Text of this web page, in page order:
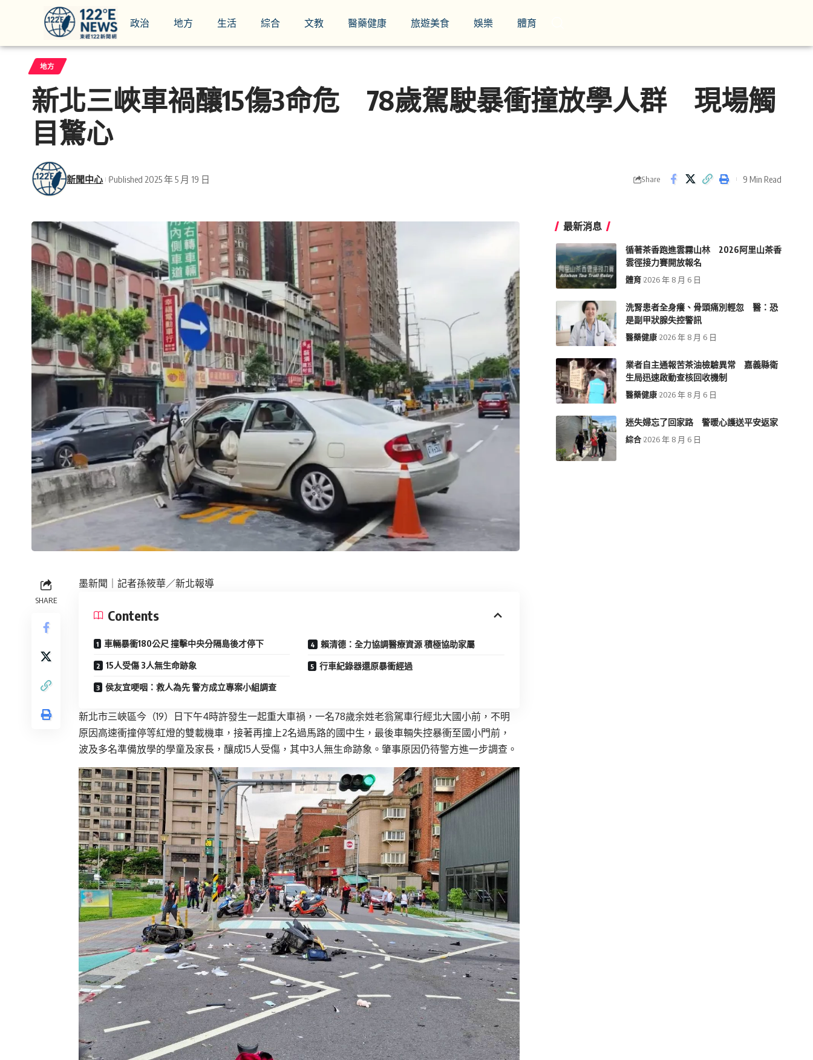
政治 地方 生活 綜合 文教 醫藥健康 旅遊美食 娛樂 體育
地方
新北三峽車禍釀15傷3命危 78歲駕駛暴衝撞放學人群 現場觸
目驚心
新聞中心 Published 2025 年 5 月 19 日 Share 9 Min Read
SHARE
墨新聞 ｜記者孫筱華／新北報導
Contents
車輛暴衝180公尺 撞擊中央分隔島後才停下
15人受傷 3人無生命跡象
侯友宜哽咽：救人為先 警方成立專案小組調查
賴清德：全力協調醫療資源 積極協助家屬
行車紀錄器還原暴衝經過
新北市三峽區今（19）日下午4時許發生一起重大車禍，一名78歲余姓老翁駕車行經北大國小前，不明
原因高速衝撞停等紅燈的雙載機車，接著再撞上2名過馬路的國中生，最後車輛失控暴衝至國小門前，
波及多名準備放學的學童及家長，釀成15人受傷，其中3人無生命跡象。肇事原因仍待警方進一步調查。
最新消息
循著茶香跑進雲霧山林 2026阿里山茶香
雲徑接力賽開放報名
體育 2026 年 8 月 6 日
洗腎患者全身癢、骨頭痛別輕忽 醫：恐
是副甲狀腺失控警訊
醫藥健康 2026 年 8 月 6 日
業者自主通報苦茶油檢驗異常 嘉義縣衛
生局迅速啟動查核回收機制
醫藥健康 2026 年 8 月 6 日
迷失婦忘了回家路 警暖心護送平安返家
綜合 2026 年 8 月 6 日